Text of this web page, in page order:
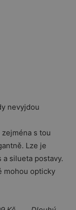
nevyjdou
s tou
Lze je
a silueta postavy.
mohou opticky